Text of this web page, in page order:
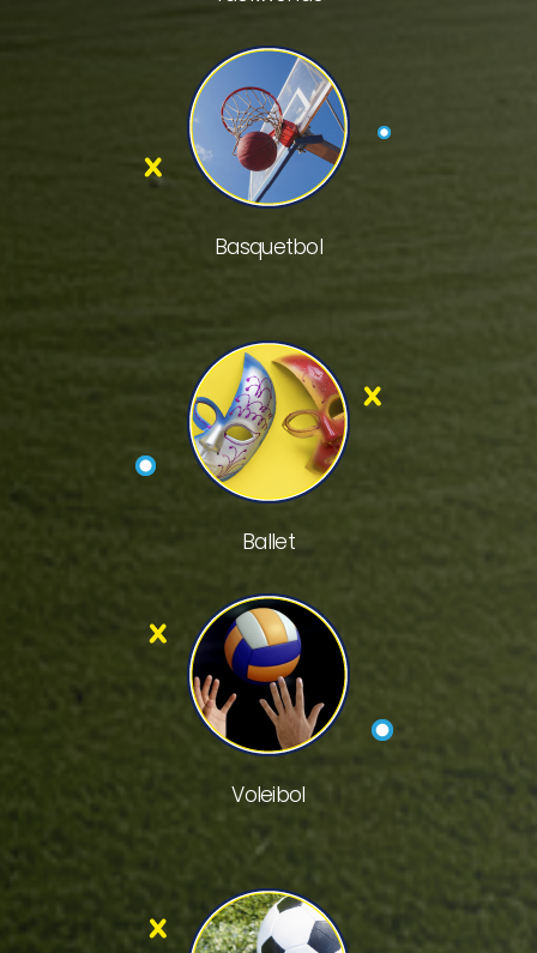
Taekwondo
Ballet